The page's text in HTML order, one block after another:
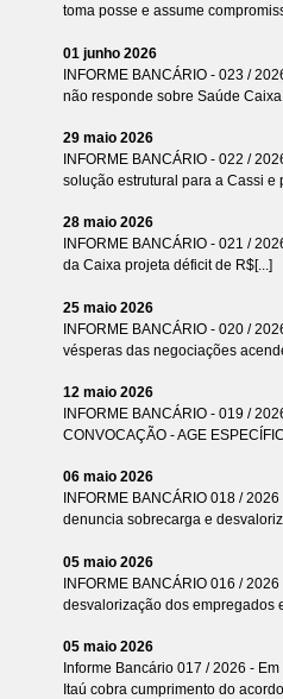
toma posse e assume
01 junho 2026
INFORME BANCÁRIO - 023 /
não responde sobre Saúde
29 maio 2026
INFORME BANCÁRIO - 022 /
solução estrutural para a Cassi e
28 maio 2026
INFORME BANCÁRIO - 021 /
da Caixa projeta déficit de R$[...]
25 maio 2026
INFORME BANCÁRIO - 020 /
vésperas das negociações
12 maio 2026
INFORME BANCÁRIO - 019 /
CONVOCAÇÃO - AGE
06 maio 2026
INFORME BANCÁRIO 018 /
denuncia sobrecarga e
05 maio 2026
INFORME BANCÁRIO 016 /
desvalorização dos empregados
05 maio 2026
Informe Bancário 017 / 2026 -
Itaú cobra cumprimento do